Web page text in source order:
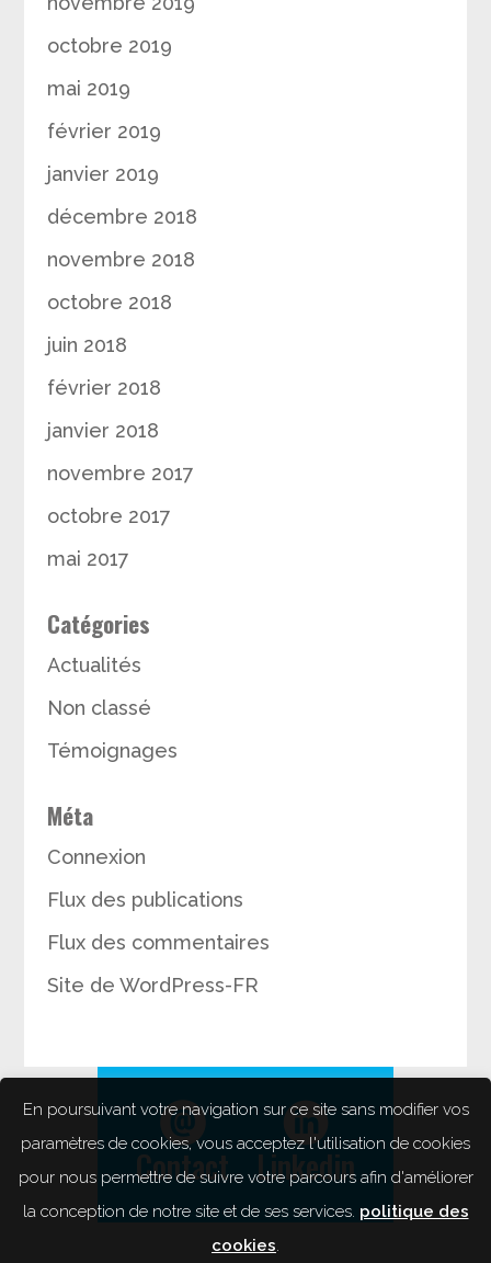
octobre 2019
mai 2019
février 2019
janvier 2019
décembre 2018
novembre 2018
octobre 2018
juin 2018
février 2018
janvier 2018
novembre 2017
octobre 2017
mai 2017
Catégories
Actualités
Non classé
Témoignages
Méta
Connexion
Flux des publications
Flux des commentaires
Site de WordPress-FR
Contact Linkedin
En poursuivant votre navigation sur ce site sans modifier vos
paramètres de cookies, vous acceptez l'utilisation de cookies
pour nous permettre de suivre votre parcours afin d'améliorer
la conception de notre site et de ses services. politique des
cookies.